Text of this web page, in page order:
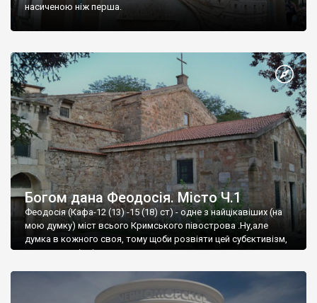
насиченою ніж перша.
Богом дана Феодосія. Місто Ч.1
Феодосія (Кафа-12 (13) -15 (18) ст) - одне з найцікавіших (на
мою думку) міст всього Кримського півострова .Ну,але
думка в кожного своя, тому щоби розвіяти цей субєктивізм,
запрошую відвідати це